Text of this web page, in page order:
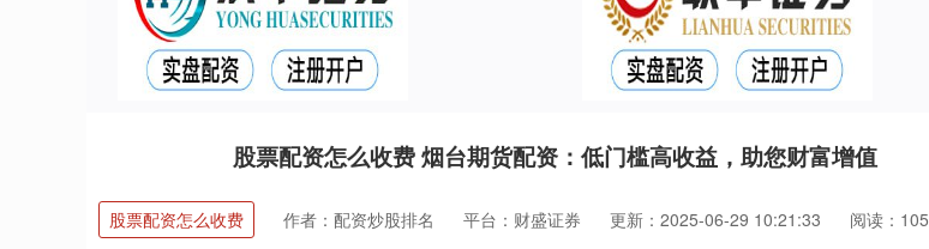
股票配资怎么收费 烟台期货配资：低门槛高收益，助您财富增值
股票配资怎么收费 作者：配资炒股排名 平台：财盛证券 更新：2025-06-29 10:21:33 阅读：105